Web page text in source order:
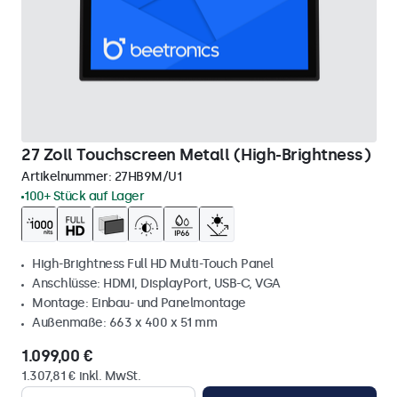
27 Zoll Touchscreen Metall (High-Brightness)
Artikelnummer: 27HB9M/U1
100+ Stück auf Lager
High-Brightness Full HD Multi-Touch Panel
Anschlüsse: HDMI, DisplayPort, USB-C, VGA
Montage: Einbau- und Panelmontage
Außenmaße: 663 x 400 x 51 mm
1.099,00 €
1.307,81 € inkl. MwSt.